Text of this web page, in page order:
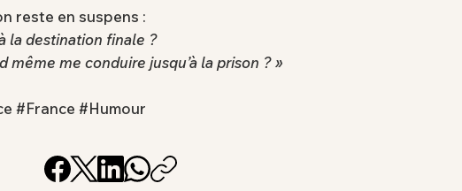
reste en suspens :
la destination finale ?
me conduire jusqu’à la prison ? »
#France #Humour